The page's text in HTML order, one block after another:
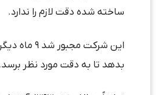
ساخته شده دقت لازم را ندارد.
این شرکت
بدهد تا به دقت مورد نظر برسد.